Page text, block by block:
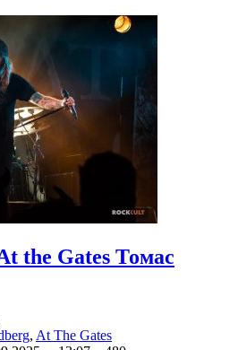
the Gates Томас
, At The Gates